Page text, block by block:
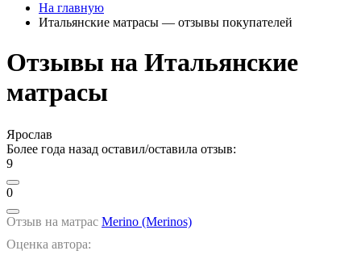
На главную
Итальянские матрасы — отзывы покупателей
Отзывы на Итальянские
матрасы
Ярослав
Более года назад оставил/оставила отзыв:
9
0
Отзыв на матрас Merino (Merinos)
Оценка автора: